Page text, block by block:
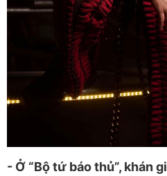
- Ở “Bộ tứ báo thủ”, khán